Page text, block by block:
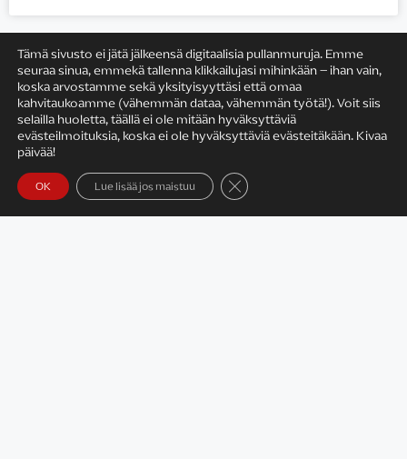
KIRJAILIJAN TYÖ
Tämä sivusto ei jätä jälkeensä digitaalisia pullanmuruja. Emme
seuraa sinua, emmekä tallenna klikkailujasi mihinkään – ihan vain,
koska arvostamme sekä yksityisyyttäsi että omaa
kahvitaukoamme (vähemmän dataa, vähemmän työtä!). Voit siis
selailla huoletta, täällä ei ole mitään hyväksyttäviä
evästeilmoituksia, koska ei ole hyväksyttäviä evästeitäkään. Kivaa
päivää!
OK Lue lisää jos maistuu Sulje evästebanneri